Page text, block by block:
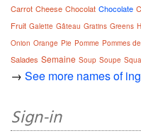
Carrot Cheese Chocolat Chocolate
Fruit Galette Gâteau Gratins Greens
Onion Orange Pie Pomme Pommes
Salades Semaine Soup Soupe
→ See more names of
Sign-in